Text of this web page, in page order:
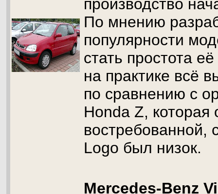
производство
По мнению
популярности
стать простота
на практике всё
по сравнению с
Honda Z, которая
востребованной,
Logo был низок.
Mercedes-Benz